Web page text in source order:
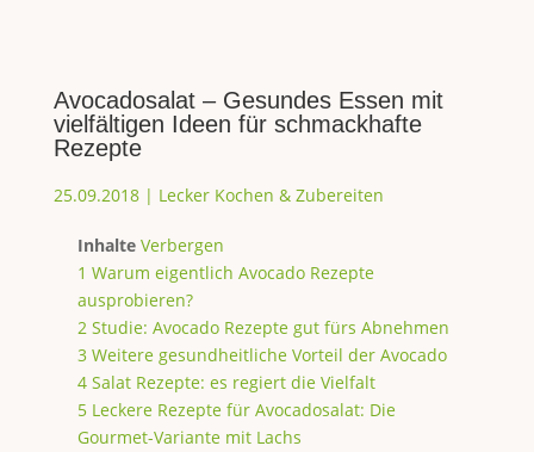
Avocadosalat – Gesundes Essen mit
vielfältigen Ideen für schmackhafte
Rezepte
25.09.2018| Lecker Kochen & Zubereiten
Inhalte Verbergen
1 Warum eigentlich Avocado Rezepte
ausprobieren?
2 Studie: Avocado Rezepte gut fürs Abnehmen
3 Weitere gesundheitliche Vorteil der Avocado
4 Salat Rezepte: es regiert die Vielfalt
5 Leckere Rezepte für Avocadosalat: Die
Gourmet-Variante mit Lachs